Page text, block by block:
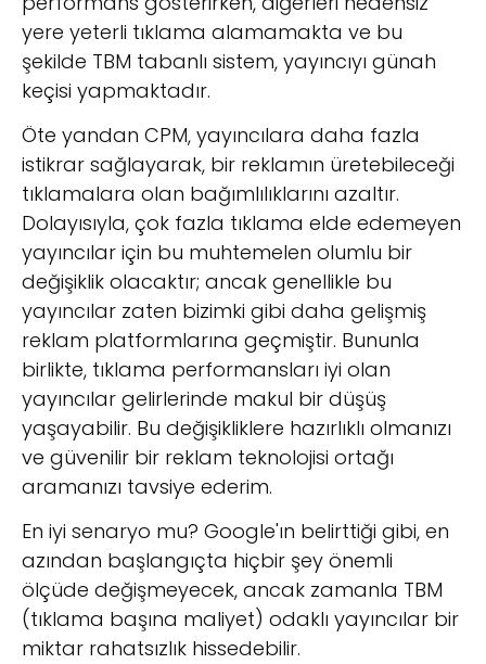
yere yeterli tıklama alamamakta ve bu
şekilde TBM tabanlı sistem, yayıncıyı günah
keçisi yapmaktadır.
Öte yandan CPM, yayıncılara daha fazla
istikrar sağlayarak, bir reklamın üretebileceği
tıklamalara olan bağımlılıklarını azaltır.
Dolayısıyla, çok fazla tıklama elde edemeyen
yayıncılar için bu muhtemelen olumlu bir
değişiklik olacaktır; ancak genellikle bu
yayıncılar zaten bizimki gibi daha gelişmiş
reklam platformlarına geçmiştir. Bununla
birlikte, tıklama performansları iyi olan
yayıncılar gelirlerinde makul bir düşüş
yaşayabilir. Bu değişikliklere hazırlıklı olmanızı
ve güvenilir bir reklam teknolojisi ortağı
aramanızı tavsiye ederim.
En iyi senaryo mu? Google'ın belirttiği gibi, en
azından başlangıçta hiçbir şey önemli
ölçüde değişmeyecek, ancak zamanla TBM
(tıklama başına maliyet) odaklı yayıncılar bir
miktar rahatsızlık hissedebilir.